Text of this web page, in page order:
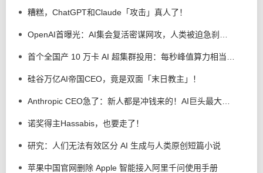
糟糕，ChatGPT和Claude「攻击」真人了！
硅谷万亿AI帝国CEO，竟是双面「末日教主」！
诺奖得主Hassabis，也要走了！
研究：人们无法有效区分 AI 生成与人类原创短篇小说
苹果中国官网删除 Apple 智能接入阿里千问使用手册